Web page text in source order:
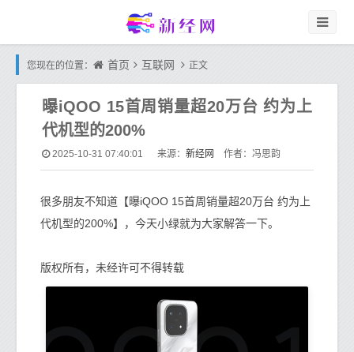
您现在的位置： 首页 互联网 正文
曝iQOO 15首周销量超20万台 约为上
代机型的200%
2025-10-31 07:40:01 来源： 新经网 作者：冯思韵
很多朋友不知道【曝iQOO 15首周销量超20万台 约为上
代机型的200%】，今天小绿就为大家解答一下。
版权所有，未经许可不得转载